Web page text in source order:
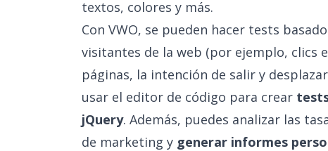
textos, colores y más.
Con VWO, se pueden hacer tests
visitantes de la web (por ejemplo, clics
páginas, la intención de salir y
usar el editor de código para crear
jQuery. Además, puedes analizar las
de marketing y generar informes